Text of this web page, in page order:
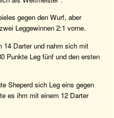
gegen den Wurf, aber
Leggewinnen 2:1 vorne.
14 Darter und nahm sich mit
Punkte Leg fünf und den ersten
Sheperd sich Leg eins gegen
es ihm mit einem 12 Darter